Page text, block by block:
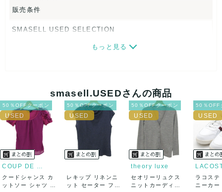
なし
販売条件
SMASELL USED SELECTION
画像ダウンロードなので、転売にも最適♪
ネコポスの場合は日時指定ができませんので、ご了承下さい
ませ。
USED品に関しましては、見る方によって状態の価値観が異な
りますので、トラブルを避けるため、神経質な方や完璧な商
品を求められる方は御購入をお控えください。
もっと見る
smasell.USEDさんの商品
50％OFFクーポン
COUP DE CHANCE
クードシャンス カ
ットソー シャツ 半
50％OFFクーポン
レキップ リネンニ
ット セーター フレ
50％OFFクーポン
theory luxe
セオリーリュクス
ニットカーディガ
50％OFF
ラコステ
ニーカ